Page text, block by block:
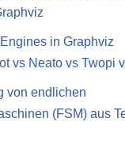
in Graphviz
vs Neato vs Twopi
von endlichen
(FSM) aus